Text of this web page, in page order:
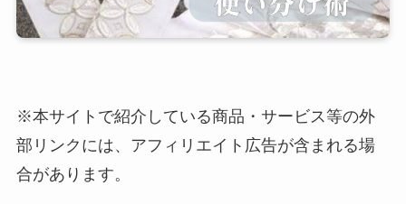
※本サイトで紹介している商品・サービス等の外
部リンクには、アフィリエイト広告が含まれる場
合があります。